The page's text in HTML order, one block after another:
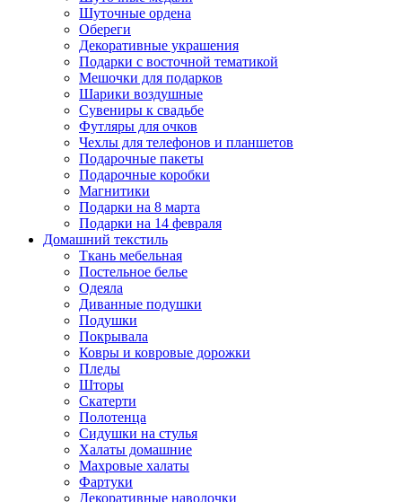
Шуточные ордена
Обереги
Декоративные украшения
Подарки с восточной тематикой
Мешочки для подарков
Шарики воздушные
Сувениры к свадьбе
Футляры для очков
Чехлы для телефонов и планшетов
Подарочные пакеты
Подарочные коробки
Магнитики
Подарки на 8 марта
Подарки на 14 февраля
Домашний текстиль
Ткань мебельная
Постельное белье
Одеяла
Диванные подушки
Подушки
Покрывала
Ковры и ковровые дорожки
Пледы
Шторы
Скатерти
Полотенца
Сидушки на стулья
Халаты домашние
Махровые халаты
Фартуки
Декоративные наволочки